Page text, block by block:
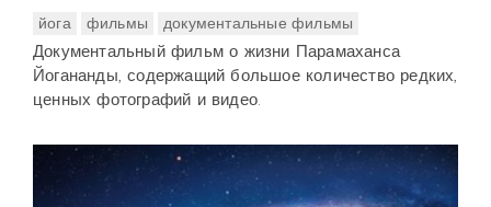
йога
фильмы документальные фильмы
Документальный фильм о жизни Парамаханса
Йогананды, содержащий большое количество редких,
ценных фотографий и видео.